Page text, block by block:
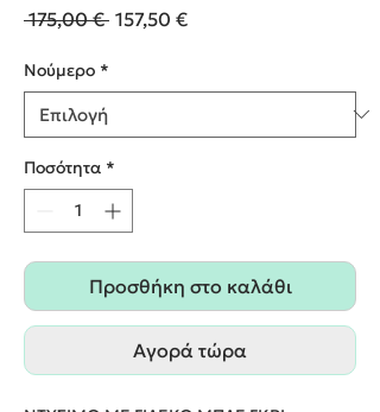
175,00 € Κανονική
157,50 €Τιμή
Nούμερο *
Ποσότητα *
Προσθήκη στο καλάθι
Αγορά τώρα